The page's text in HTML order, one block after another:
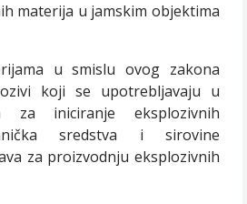
materija u jamskim objektima
u smislu ovog zakona
koji se upotrebljavaju u
za iniciranje eksplozivnih
sredstva i sirovine
za proizvodnju eksplozivnih